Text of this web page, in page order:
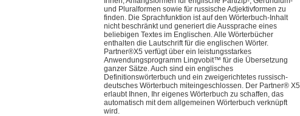
und Pluralformen sowie für russische Adjektivformen zu
finden. Die Sprachfunktion ist auf den Wörterbuch-Inhalt
nicht beschränkt und generiert die Aussprache eines
beliebigen Textes im Englischen. Alle Wörterbücher
enthalten die Lautschrift für die englischen Wörter.
Partner®X5 verfügt über ein leistungsstarkes
Anwendungsprogramm Lingvobit™ für die Übersetzung
ganzer Sätze. Auch sind ein englisches
Definitionswörterbuch und ein zweigerichtetes russisch-
deutsches Wörterbuch miteingeschlossen. Der Partner® X5
erlaubt Ihnen, Ihr eigenes Wörterbuch zu schaffen, das
automatisch mit dem allgemeinen Wörterbuch verknüpft
wird.